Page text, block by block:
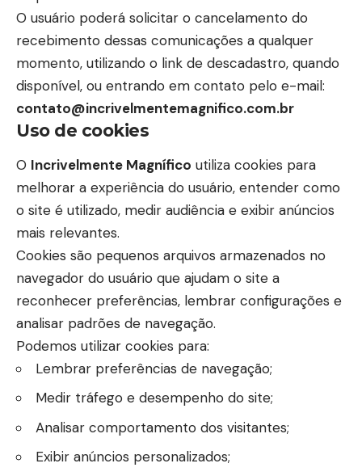
O usuário poderá solicitar o cancelamento do
recebimento dessas comunicações a qualquer
momento, utilizando o link de descadastro, quando
disponível, ou entrando em contato pelo e-mail:
contato@incrivelmentemagnifico.com.br
Uso de cookies
O Incrivelmente Magnífico utiliza cookies para
melhorar a experiência do usuário, entender como
o site é utilizado, medir audiência e exibir anúncios
mais relevantes.
Cookies são pequenos arquivos armazenados no
navegador do usuário que ajudam o site a
reconhecer preferências, lembrar configurações e
analisar padrões de navegação.
Podemos utilizar cookies para:
Lembrar preferências de navegação;
Medir tráfego e desempenho do site;
Analisar comportamento dos visitantes;
Exibir anúncios personalizados;